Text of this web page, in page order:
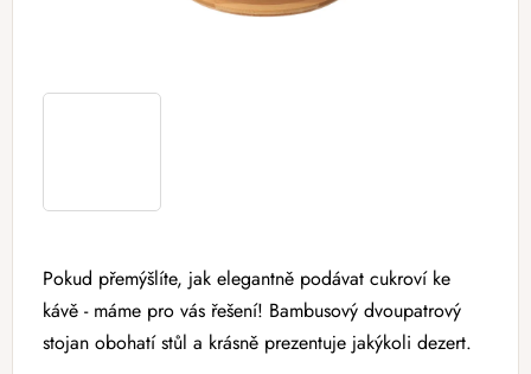
Pokud přemýšlíte, jak elegantně podávat cukroví ke
kávě - máme pro vás řešení! Bambusový dvoupatrový
stojan obohatí stůl a krásně prezentuje jakýkoli dezert.